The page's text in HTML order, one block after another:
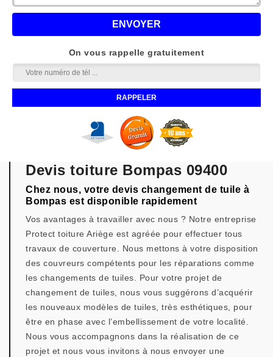
On vous rappelle gratuitement
Devis toiture Bompas 09400
Chez nous, votre devis changement de tuile à
Bompas est disponible rapidement
Vos avantages à travailler avec nous ? Notre entreprise
Protect toiture Ariège est agréée pour effectuer tous
travaux de couverture. Nous mettons à votre disposition
des couvreurs compétents pour les réparations comme
les changements de tuiles. Pour votre projet de
changement de tuiles, nous vous suggérons d’acquérir
les nouveaux modèles de tuiles, très esthétiques, pour
être en phase avec l’embellissement de votre localité.
Nous vous accompagnons dans la réalisation de ce
projet et nous vous invitons à nous envoyer une